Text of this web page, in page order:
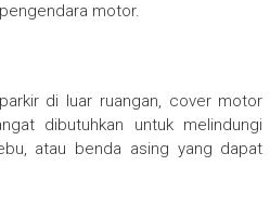
motor.
di luar ruangan, cover motor
dibutuhkan untuk melindungi
atau benda asing yang dapat